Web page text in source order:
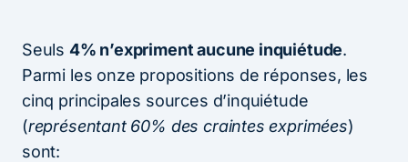
Seuls 4% n’expriment aucune inquiétude.
Parmi les onze propositions de réponses, les
cinq principales sources d’inquiétude
(représentant 60% des craintes exprimées)
sont: